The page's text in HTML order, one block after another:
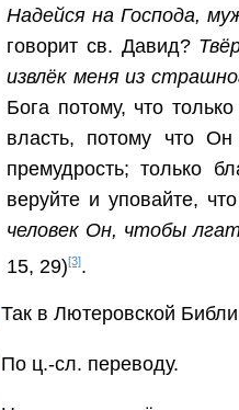
Надейся на Господа,
говорит св. Давид?
извлёк меня из
Бога потому, что
власть, потому что
премудрость; только
веруйте и уповайте,
человек Он, чтобы
15, 29)[3].
Так в Лютеровской
По ц.-сл. переводу.